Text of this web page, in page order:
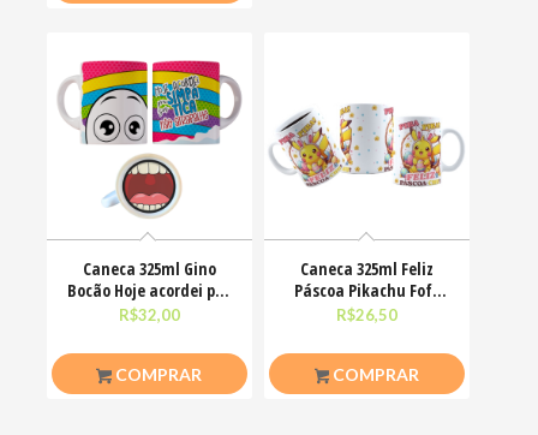
Caneca 325ml Gino
Bocão Hoje acordei pra
ser simpática não
R$32,00
COMPRAR
Caneca 325ml Feliz
Páscoa Pikachu Fofo
divertido
R$26,50
COMPRAR